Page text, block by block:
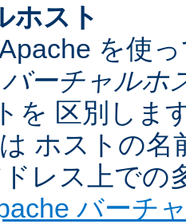
ホスト
を使
ーチャルホ
を 区別しま
は ホストの名
ドレス上で
バーチ